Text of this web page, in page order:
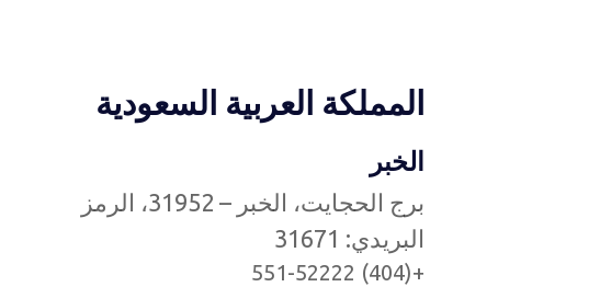
المملكة العربية السعودية
الخبر
برج الحجايت، الخبر – 31952، الرمز
البريدي: 31671
+(404) 551-52222